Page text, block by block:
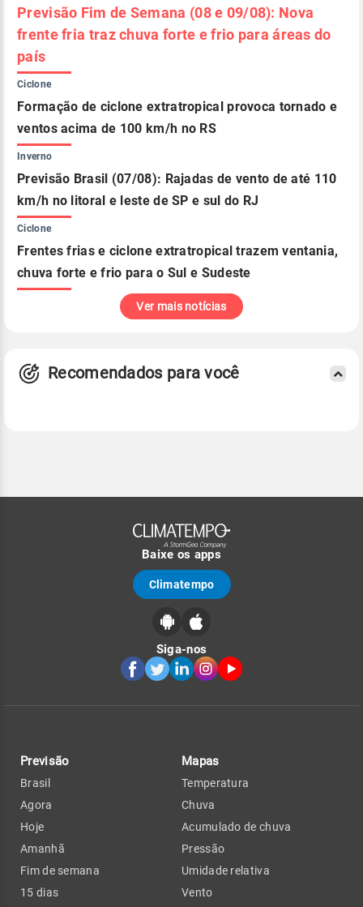
Previsão Fim de Semana (08 e 09/08): Nova
frente fria traz chuva forte e frio para áreas do
país
Ciclone
Formação de ciclone extratropical provoca tornado e
ventos acima de 100 km/h no RS
Inverno
Previsão Brasil (07/08): Rajadas de vento de até 110
km/h no litoral e leste de SP e sul do RJ
Ciclone
Frentes frias e ciclone extratropical trazem ventania,
chuva forte e frio para o Sul e Sudeste
Ver mais notícias
Recomendados para você
Baixe os apps
Climatempo
Siga-nos
Previsão
Brasil
Agora
Hoje
Amanhã
Fim de semana
15 dias
Mapas
Temperatura
Chuva
Acumulado de chuva
Pressão
Umidade relativa
Vento